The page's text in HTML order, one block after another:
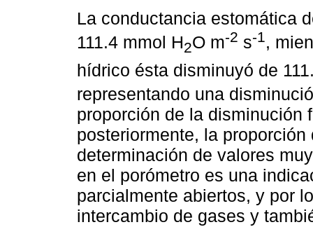
La conductancia estomática
111.4 mmol H2O m-2 s-1,
hídrico ésta disminuyó de
representando una
proporción de la disminución
posteriormente, la
determinación de valores
en el porómetro es una
parcialmente abiertos, y por
intercambio de gases y